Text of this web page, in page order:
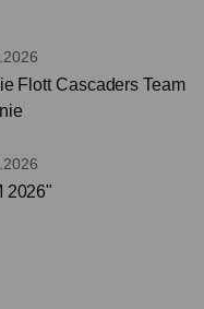
Flott Cascaders Team
2026"